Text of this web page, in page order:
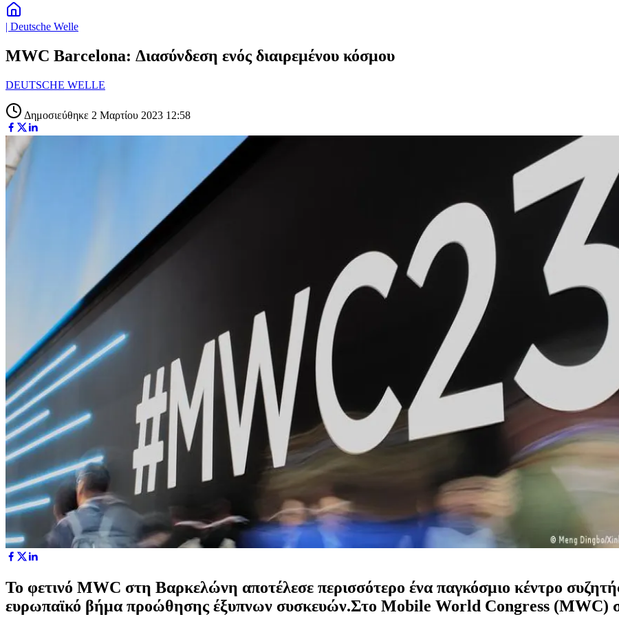
| Deutsche Welle
MWC Barcelona: Διασύνδεση ενός διαιρεμένου κόσμου
DEUTSCHE WELLE
Δημοσιεύθηκε 2 Μαρτίου 2023 12:58
Το φετινό MWC στη Βαρκελώνη αποτέλεσε περισσότερο ένα παγκόσμιο κέντρο
ευρωπαϊκό βήμα προώθησης έξυπνων συσκευών.Στο Mobile World Congress (MWC)